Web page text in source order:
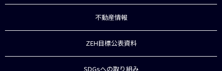
不動産情報
ZEH目標公表資料
SDGsへの取り組み